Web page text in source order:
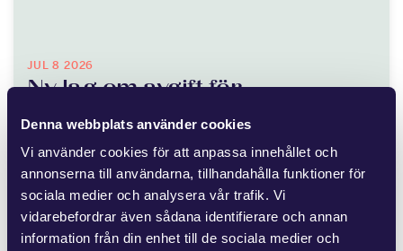
Denna webbplats använder cookies
Vi använder cookies för att anpassa innehållet och
annonserna till användarna, tillhandahålla funktioner för
sociala medier och analysera vår trafik. Vi
vidarebefordrar även sådana identifierare och annan
information från din enhet till de sociala medier och
JUL 8 2026
Ny lag om avgift för
Flera fastighetsägare vidtar åtgärder för att förbättra
området kring fastigheten, vilket medför kostnader. Andra
fastighetsägare har kunnat dra nytta…